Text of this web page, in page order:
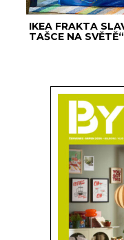
IKEA FRAKTA
TAŠCE NA